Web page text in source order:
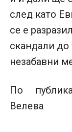
след като
се е
скандали
незабавни
По
Велева